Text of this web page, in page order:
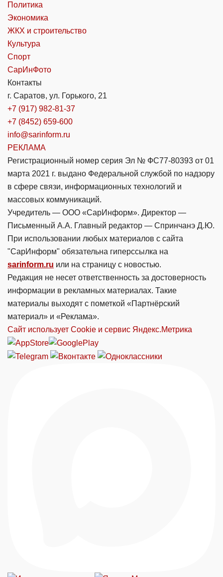
Политика
Экономика
ЖКХ и строительство
Культура
Спорт
СарИнФото
Контакты
г. Саратов, ул. Горького, 21
+7 (917) 982-81-37
+7 (8452) 659-600
info@sarinform.ru
РЕКЛАМА
Регистрационный номер серия Эл № ФС77-80393 от 01
марта 2021 г. выдано Федеральной службой по надзору
в сфере связи, информационных технологий и
массовых коммуникаций.
Учредитель — ООО «СарИнформ». Директор —
Письменный А.А. Главный редактор — Спринчанэ Д.Ю.
При использовании любых материалов с сайта
"СарИнформ" обязательна гиперссылка на
sarinform.ru или на страницу с новостью.
Редакция не несет ответственность за достоверность
информации в рекламных материалах. Такие
материалы выходят с пометкой «Партнёрский
материал» и «Реклама».
Сайт использует Cookie и сервиc Яндекс.Метрика